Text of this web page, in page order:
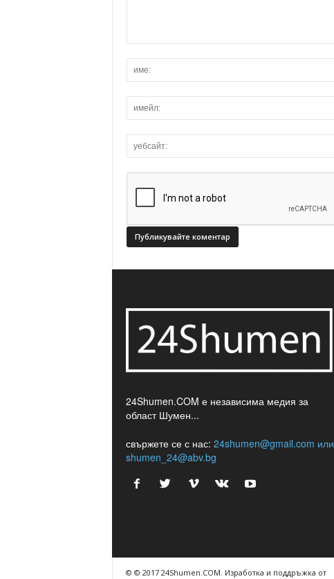
24Shumen.COM е независима медия за
област Шумен...
свържете се с нас: 24shumen@gmail.com или
shumen_24@abv.bg
© © 2017 24Shumen.COM. Изработка и поддръжка от